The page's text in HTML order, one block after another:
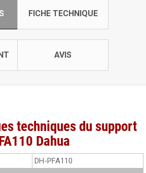
FICHE TECHNIQUE
AVIS
techniques du support
Dahua
DH-PFA110